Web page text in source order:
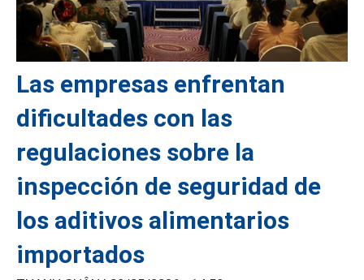
Las empresas enfrentan
dificultades con las
regulaciones sobre la
inspección de seguridad de
los aditivos alimentarios
importados